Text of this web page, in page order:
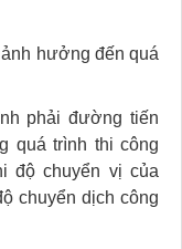
hưởng đến quá
phải đường tiến
quá trình thi công
độ chuyển vị của
chuyển dịch công